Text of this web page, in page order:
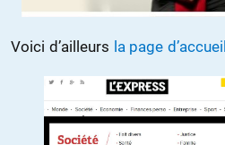
Voici d’ailleurs la page